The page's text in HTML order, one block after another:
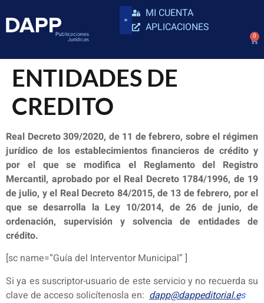
MI CUENTA
APLICACIONES
0
ENTIDADES DE
CREDITO
Real Decreto 309/2020, de 11 de febrero, sobre el régimen
jurídico de los establecimientos financieros de crédito y
por el que se modifica el Reglamento del Registro
Mercantil, aprobado por el Real Decreto 1784/1996, de 19
de julio, y el Real Decreto 84/2015, de 13 de febrero, por el
que se desarrolla la Ley 10/2014, de 26 de junio, de
ordenación, supervisión y solvencia de entidades de
crédito.
[sc name=”Guía del Interventor Municipal” ]
Si ya es suscriptor-usuario de este servicio y no recuerda su
clave de acceso solicítenosla en: dapp@dappeditorial.es